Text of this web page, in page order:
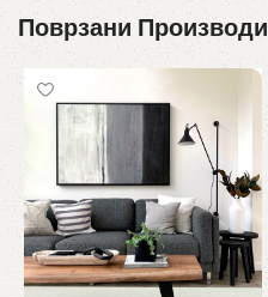
Поврзани Производи